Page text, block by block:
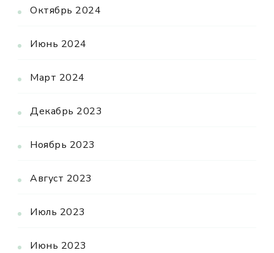
Октябрь 2024
Июнь 2024
Март 2024
Декабрь 2023
Ноябрь 2023
Август 2023
Июль 2023
Июнь 2023